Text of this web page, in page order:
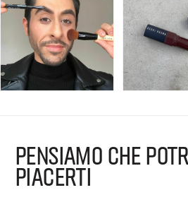
PENSIAMO CHE
PIACERTI